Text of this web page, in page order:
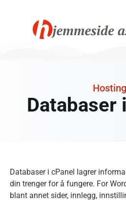
Hosting
Databaser
Databaser i cPanel lagrer
din trenger for å fungere. For
blant annet sider, innlegg,